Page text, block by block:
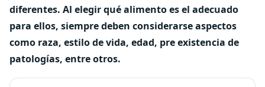
diferentes. Al elegir qué alimento es el adecuado
para ellos, siempre deben considerarse aspectos
como raza, estilo de vida, edad, pre existencia de
patologías, entre otros.